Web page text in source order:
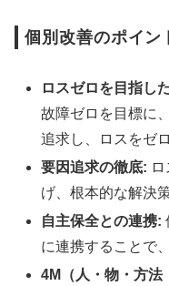
個別改善のポイン
ロスゼロを目指し
故障ゼロを目標に
追求し、ロスをゼ
要因追求の徹底:
げ、根本的な解決
自主保全との連携:
に連携することで
4M（人・物・方法